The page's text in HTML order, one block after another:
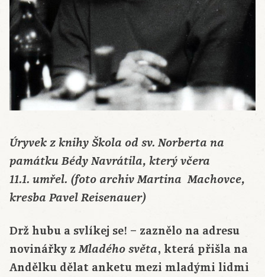
Úryvek z knihy Škola od sv. Norberta na
památku Bédy Navrátila, který včera
11.1. umřel. (foto archiv Martina Machovce,
kresba Pavel Reisenauer)
Drž hubu a svlíkej se! – zaznělo na adresu
novinářky zMladého světa, která přišla na
Andělku dělat anketu mezi mladými lidmi